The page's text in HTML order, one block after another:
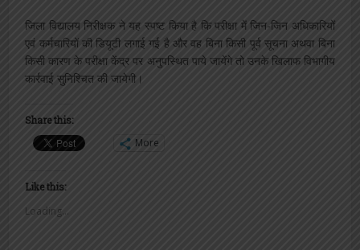
जिला विद्यालय निरीक्षक ने यह स्पष्ट किया है कि परीक्षा में जिन-जिन अधिकारियों
एवं कर्मचारियों की डियूटी लगाई गई है और वह बिना किसी पूर्व सूचना अथवा बिना
किसी कारण के परीक्षा केंद्र पर अनुपस्थित पाये जायेंगे तो उनके खिलाफ विभागीय
कार्रवाई सुनिश्चित की जायेगी।
Share this:
More
Like this:
Loading...